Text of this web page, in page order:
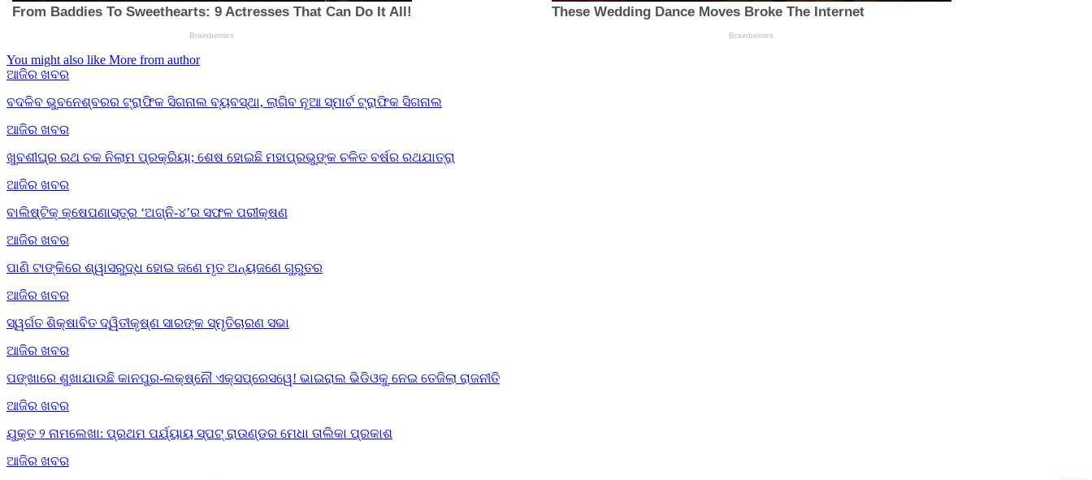
You might also like More from author
ଆଜିର ଖବର
ବଦଳିବ ଭୁବନେଶ୍ବରର ଟ୍ରାଫିକ ସିଗନାଲ ବ୍ୟବସ୍ଥା, ଲାଗିବ ନୂଆ ସ୍ମାର୍ଟ ଟ୍ରାଫିକ ସିଗନାଲ
ଆଜିର ଖବର
ଖୁବଶୀଘ୍ର ରଥ ଚକ ନିଲାମ ପ୍ରକ୍ରିୟା; ଶେଷ ହୋଇଛି ମହାପ୍ରଭୁଙ୍କ ଚଳିତ ବର୍ଷର ରଥଯାତ୍ରା
ଆଜିର ଖବର
ବାଲିଷ୍ଟିକ୍ କ୍ଷେପଣାସ୍ତ୍ର ‘ଅଗ୍ନି-୪’ର ସଫଳ ପରୀକ୍ଷଣ
ଆଜିର ଖବର
ପାଣି ଟାଙ୍କିରେ ଶ୍ୱାସରୁଦ୍ଧ ହୋଇ ଜଣେ ମୃତ ଅନ୍ୟଜଣେ ଗୁରୁତର
ଆଜିର ଖବର
ସ୍ୱର୍ଗତ ଶିକ୍ଷାବିତ ଦ୍ୱିତୀକୃଷ୍ଣ ସାରଙ୍କ ସ୍ମୃତିଚାରଣ ସଭା
ଆଜିର ଖବର
ପଙ୍ଖାରେ ଶୁଖାଯାଉଛି କାନପୁର-ଲକ୍ଷ୍ନୌ ଏକ୍ସପ୍ରେସୱେ! ଭାଇରାଲ ଭିଡିଓକୁ ନେଇ ତେଜିଲା ରାଜନୀତି
ଆଜିର ଖବର
ଯୁକ୍ତ ୨ ନାମଲେଖା: ପ୍ରଥମ ପର୍ଯ୍ୟାୟ ସ୍ପଟ୍ ରାଉଣ୍ଡର ମେଧା ତାଲିକା ପ୍ରକାଶ
ଆଜିର ଖବର